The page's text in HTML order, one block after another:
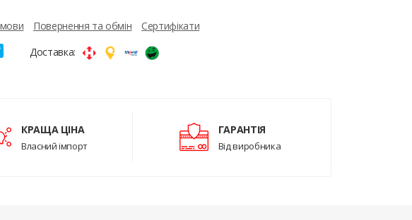
Повернення та обмін
Сертифікати
Доставка:
КРАЩА ЦІНА
Власний імпорт
ГАРАНТІЯ
Від виробника